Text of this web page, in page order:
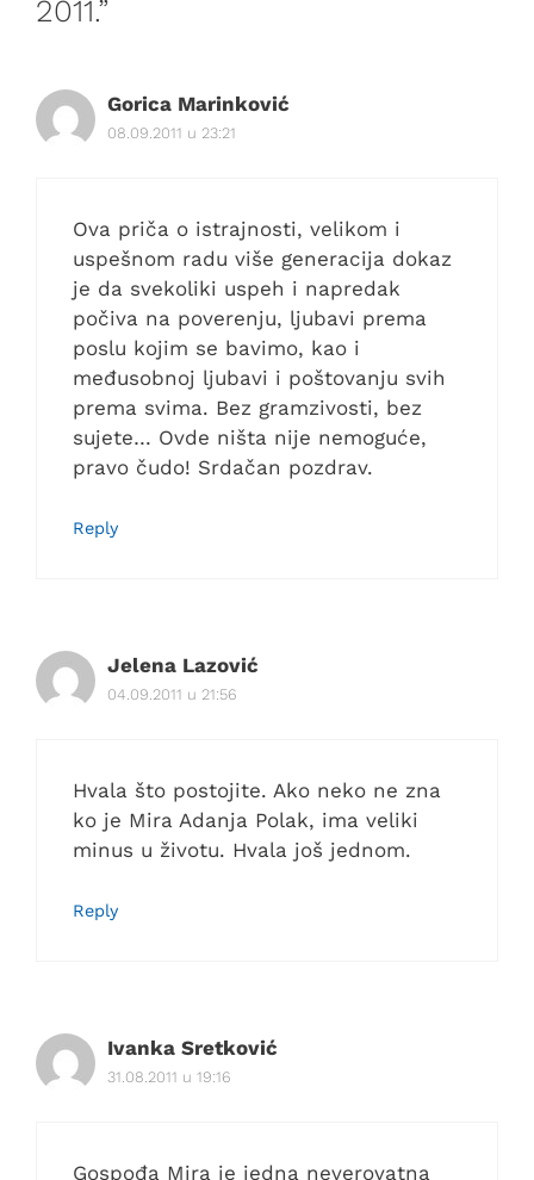
2011.”
Gorica Marinković
08.09.2011 u 23:21
Ova priča o istrajnosti, velikom i
uspešnom radu više generacija dokaz
je da svekoliki uspeh i napredak
počiva na poverenju, ljubavi prema
poslu kojim se bavimo, kao i
međusobnoj ljubavi i poštovanju svih
prema svima. Bez gramzivosti, bez
sujete… Ovde ništa nije nemoguće,
pravo čudo! Srdačan pozdrav.
Reply
Jelena Lazović
04.09.2011 u 21:56
Hvala što postojite. Ako neko ne zna
ko je Mira Adanja Polak, ima veliki
minus u životu. Hvala još jednom.
Reply
Ivanka Sretković
31.08.2011 u 19:16
Gospođa Mira je jedna neverovatna